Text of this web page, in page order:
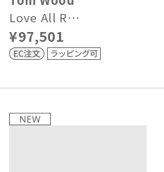
Love All R…
¥97,501